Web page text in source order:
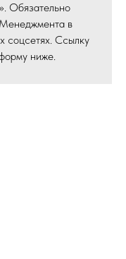
Обязательно
в
соцсетях. Ссылку
ниже.